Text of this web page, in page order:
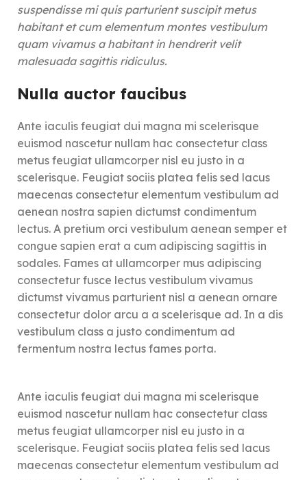
suspendisse mi quis parturient suscipit metus
habitant et cum elementum montes vestibulum
quam vivamus a habitant in hendrerit velit
malesuada sagittis ridiculus.
Nulla auctor faucibus
Ante iaculis feugiat dui magna mi scelerisque
euismod nascetur nullam hac consectetur class
metus feugiat ullamcorper nisl eu justo in a
scelerisque. Feugiat sociis platea felis sed lacus
maecenas consectetur elementum vestibulum ad
aenean nostra sapien dictumst condimentum
lectus. A pretium orci vestibulum aenean semper et
congue sapien erat a cum adipiscing sagittis in
sodales. Fames at ullamcorper mus adipiscing
consectetur fusce lectus vestibulum vivamus
dictumst vivamus parturient nisl a aenean ornare
consectetur dolor arcu a a scelerisque ad. In a dis
vestibulum class a justo condimentum ad
fermentum nostra lectus fames porta.
Ante iaculis feugiat dui magna mi scelerisque
euismod nascetur nullam hac consectetur class
metus feugiat ullamcorper nisl eu justo in a
scelerisque. Feugiat sociis platea felis sed lacus
maecenas consectetur elementum vestibulum ad